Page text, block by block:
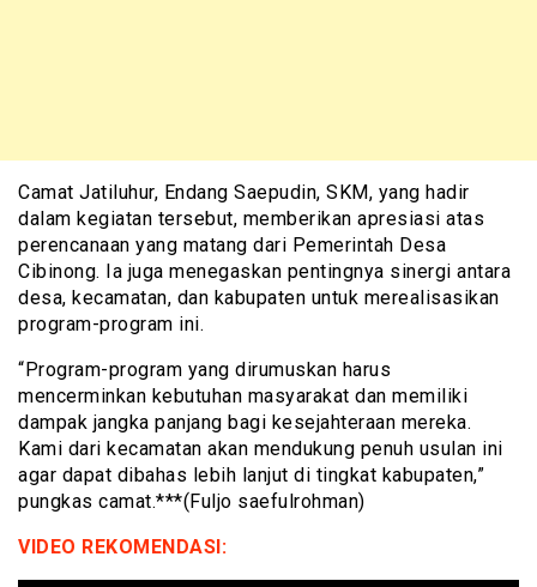
Camat Jatiluhur, Endang Saepudin, SKM, yang hadir
dalam kegiatan tersebut, memberikan apresiasi atas
perencanaan yang matang dari Pemerintah Desa
Cibinong. Ia juga menegaskan pentingnya sinergi antara
desa, kecamatan, dan kabupaten untuk merealisasikan
program-program ini.
“Program-program yang dirumuskan harus
mencerminkan kebutuhan masyarakat dan memiliki
dampak jangka panjang bagi kesejahteraan mereka.
Kami dari kecamatan akan mendukung penuh usulan ini
agar dapat dibahas lebih lanjut di tingkat kabupaten,”
pungkas camat.***(Fuljo saefulrohman)
VIDEO REKOMENDASI: